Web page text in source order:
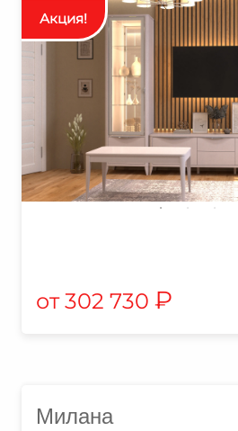
302 730 ₽
Милана